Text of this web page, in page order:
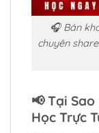
🎧 Bán
chuyên
📢Tại Sao
Học Trực